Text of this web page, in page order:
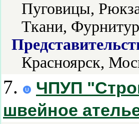
Пуговицы,
Ткани,
Красноярск,
7.
ЧПУП
швейное